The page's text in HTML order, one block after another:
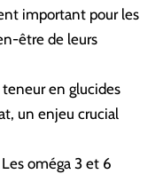
important pour les
être de leurs
en glucides
un enjeu crucial
oméga 3 et 6